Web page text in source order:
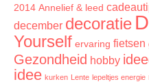
2014 Annelief & leed
december decoratie
Yourself ervaring fietsen
Gezondheid hobby
idee kurken Lente lepeltjes energie